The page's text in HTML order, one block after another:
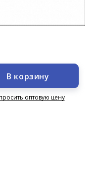
В корзину
оптовую цену